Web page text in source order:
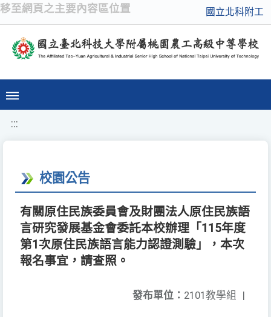
移至網頁之主要內容區位置 國立北科附工
:::
校園公告
有關原住民族委員會及財團法人原住民族語
言研究發展基金會委託本校辦理「115年度
第1次原住民族語言能力認證測驗」，本次
報名事宜，請查照。
發布單位： 2101教學組 |